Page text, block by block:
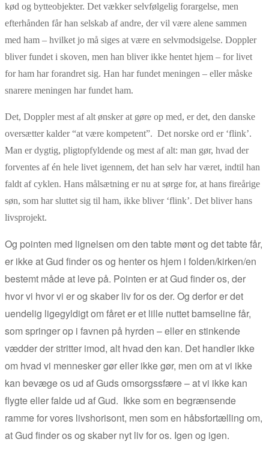
kød og bytteobjekter. Det vækker selvfølgelig forargelse, men
efterhånden får han selskab af andre, der vil være alene sammen
med ham – hvilket jo må siges at være en selvmodsigelse. Doppler
bliver fundet i skoven, men han bliver ikke hentet hjem – for livet
for ham har forandret sig. Han har fundet meningen – eller måske
snarere meningen har fundet ham.
Det, Doppler mest af alt ønsker at gøre op med, er det, den danske
oversætter kalder “at være kompetent”. Det norske ord er ‘flink’.
Man er dygtig, pligtopfyldende og mest af alt: man gør, hvad der
forventes af én hele livet igennem, det han selv har været, indtil han
faldt af cyklen. Hans målsætning er nu at sørge for, at hans fireårige
søn, som har sluttet sig til ham, ikke bliver ‘flink’. Det bliver hans
livsprojekt.
Og pointen med lignelsen om den tabte mønt og det tabte får,
er ikke at Gud finder os og henter os hjem i folden/kirken/en
bestemt måde at leve på. Pointen er at Gud finder os, der
hvor vi hvor vi er og skaber liv for os der. Og derfor er det
uendelig ligegyldigt om fåret er et lille nuttet bamseline får,
som springer op i favnen på hyrden – eller en stinkende
vædder der stritter imod, alt hvad den kan. Det handler ikke
om hvad vi mennesker gør eller ikke gør, men om at vi ikke
kan bevæge os ud af Guds omsorgssfære – at vi ikke kan
flygte eller falde ud af Gud. Ikke som en begrænsende
ramme for vores livshorisont, men som en håbsfortælling om,
at Gud finder os og skaber nyt liv for os. Igen og igen.